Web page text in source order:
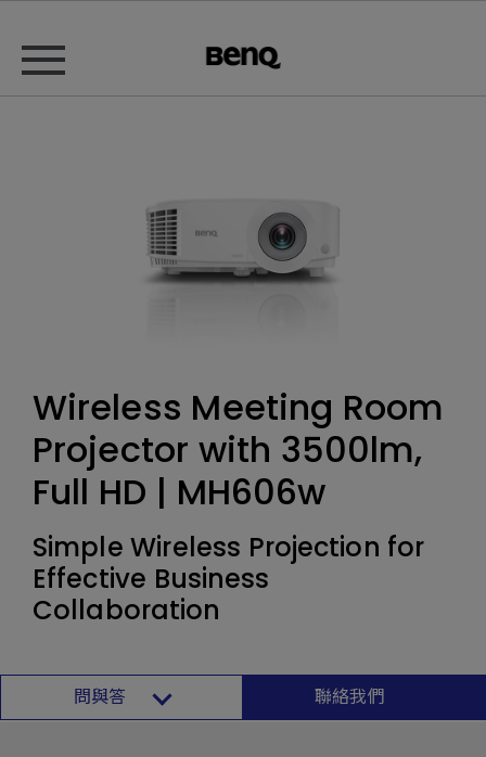
Wireless Meeting Room
Projector with 3500lm,
Full HD | MH606w
Simple Wireless Projection for
Effective Business
Collaboration
問與答 聯絡我們